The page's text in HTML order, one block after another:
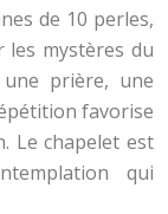
de 10 perles,
mystères du
prière, une
favorise
Le chapelet est
qui